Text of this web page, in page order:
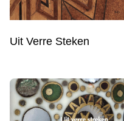
Uit Verre Steken